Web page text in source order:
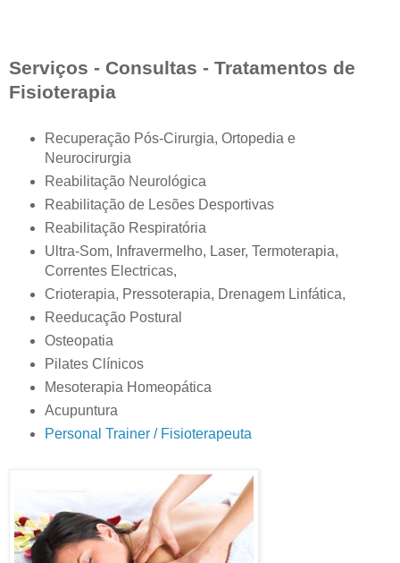
Serviços - Consultas - Tratamentos de
Fisioterapia
Recuperação Pós-Cirurgia, Ortopedia e
Neurocirurgia
Reabilitação Neurológica
Reabilitação de Lesões Desportivas
Reabilitação Respiratória
Ultra-Som, Infravermelho, Laser, Termoterapia,
Correntes Electricas,
Crioterapia, Pressoterapia, Drenagem Linfática,
Reeducação Postural
Osteopatia
Pilates Clínicos
Mesoterapia Homeopática
Acupuntura
Personal Trainer / Fisioterapeuta